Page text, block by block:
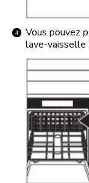
Vous pouvez
lave-vaisselle